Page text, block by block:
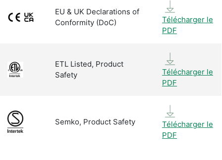
EU & UK Declarations of
Conformity (DoC)
Télécharger le
PDF
ETL Listed, Product
Safety
Télécharger le
PDF
Semko, Product Safety
Télécharger le
PDF